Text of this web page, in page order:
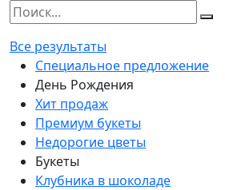
Все результаты
Специальное предложение
День Рождения
Хит продаж
Премиум букеты
Недорогие цветы
Букеты
Клубника в шоколаде